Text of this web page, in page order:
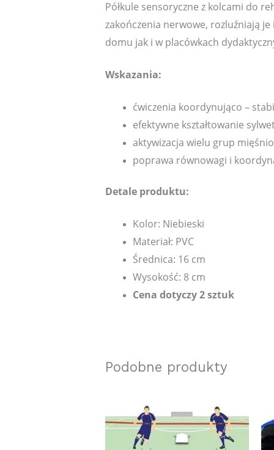
Półkule sensoryczne z kolcami do
zakończenia nerwowe, rozluźniają je
domu jak i w placówkach
Wskazania:
ćwiczenia koordynująco –
efektywne kształtowanie
aktywizacja wielu grup
poprawa równowagi i
Detale produktu:
Kolor: Niebieski
Materiał: PVC
Średnica: 16 cm
Wysokość: 8 cm
Cena dotyczy 2 sztuk
Podobne produkty